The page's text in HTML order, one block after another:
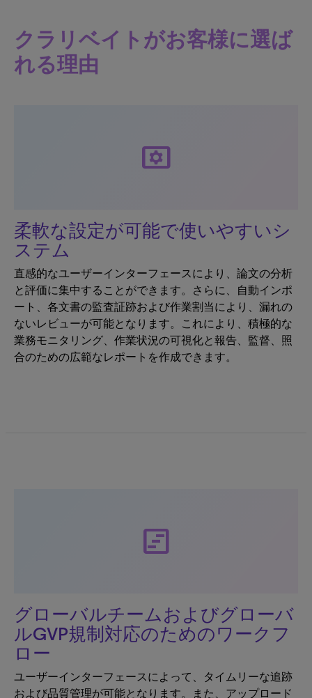
クラリベイトがお客様に選ば
れる理由
tv_options_input_settings
柔軟な設定が可能で使いやすいシ
ステム
直感的なユーザーインターフェースにより、論文の分析
と評価に集中することができます。さらに、自動インポ
ート、各文書の監査証跡および作業割当により、漏れの
ないレビューが可能となります。これにより、積極的な
業務モニタリング、作業状況の可視化と報告、監督、照
合のための広範なレポートを作成できます。
view_timeline
グローバルチームおよびグローバ
ルGVP規制対応のためのワークフ
ロー
ユーザーインターフェースによって、タイムリーな追跡
および品質管理が可能となります。また、アップロード